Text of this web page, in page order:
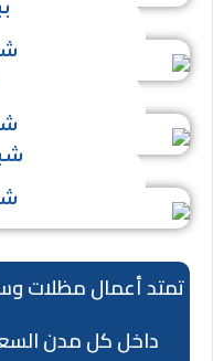
داخل كل مدن